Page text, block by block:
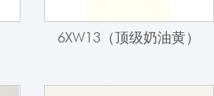
6XW13（顶级奶油黄）